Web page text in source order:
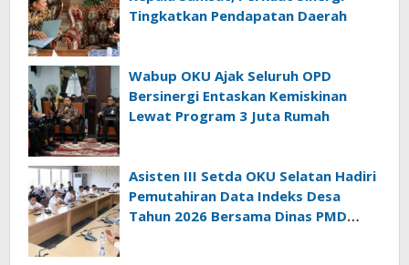
Tingkatkan Pendapatan Daerah
Wabup OKU Ajak Seluruh OPD
Bersinergi Entaskan Kemiskinan
Lewat Program 3 Juta Rumah
Asisten III Setda OKU Selatan Hadiri
Pemutahiran Data Indeks Desa
Tahun 2026 Bersama Dinas PMD